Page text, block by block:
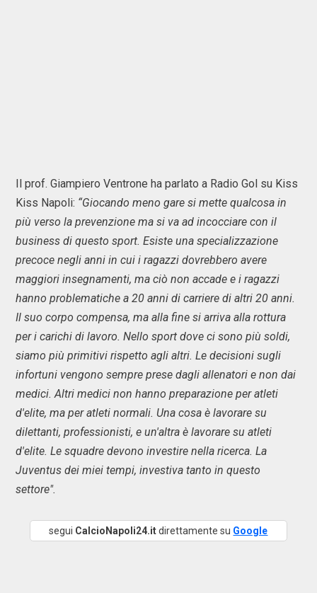
Il prof. Giampiero Ventrone ha parlato a Radio Gol su Kiss
Kiss Napoli: “Giocando meno gare si mette qualcosa in
più verso la prevenzione ma si va ad incocciare con il
business di questo sport. Esiste una specializzazione
precoce negli anni in cui i ragazzi dovrebbero avere
maggiori insegnamenti, ma ciò non accade e i ragazzi
hanno problematiche a 20 anni di carriere di altri 20 anni.
Il suo corpo compensa, ma alla fine si arriva alla rottura
per i carichi di lavoro. Nello sport dove ci sono più soldi,
siamo più primitivi rispetto agli altri. Le decisioni sugli
infortuni vengono sempre prese dagli allenatori e non dai
medici. Altri medici non hanno preparazione per atleti
d'elite, ma per atleti normali. Una cosa è lavorare su
dilettanti, professionisti, e un'altra è lavorare su atleti
d'elite. Le squadre devono investire nella ricerca. La
Juventus dei miei tempi, investiva tanto in questo
settore".
segui CalcioNapoli24.itdirettamente su Google